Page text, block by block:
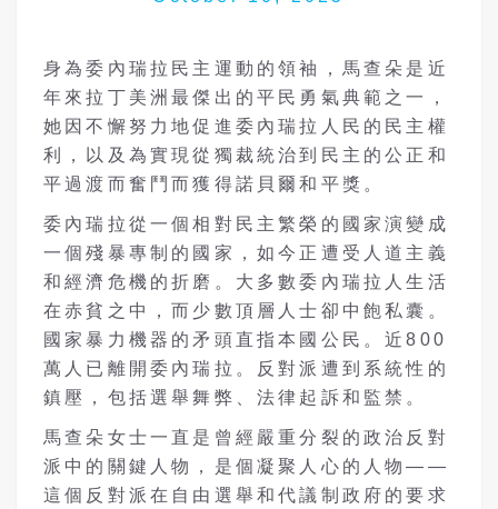
身為委內瑞拉民主運動的領袖，馬查朵是近
年來拉丁美洲最傑出的平民勇氣典範之一，
她因不懈努力地促進委內瑞拉人民的民主權
利，以及為實現從獨裁統治到民主的公正和
平過渡而奮鬥而獲得諾貝爾和平獎。
委內瑞拉從一個相對民主繁榮的國家演變成
一個殘暴專制的國家，如今正遭受人道主義
和經濟危機的折磨。大多數委內瑞拉人生活
在赤貧之中，而少數頂層人士卻中飽私囊。
國家暴力機器的矛頭直指本國公民。近800
萬人已離開委內瑞拉。反對派遭到系統性的
鎮壓，包括選舉舞弊、法律起訴和監禁。
馬查朵女士一直是曾經嚴重分裂的政治反對
派中的關鍵人物，是個凝聚人心的人物——
這個反對派在自由選舉和代議制政府的要求